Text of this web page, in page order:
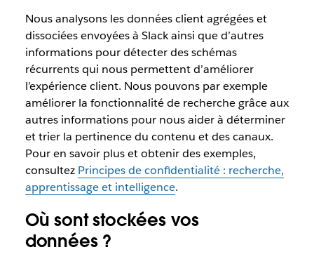
Nous analysons les données client agrégées et
dissociées envoyées à Slack ainsi que d’autres
informations pour détecter des schémas
récurrents qui nous permettent d’améliorer
l’expérience client. Nous pouvons par exemple
améliorer la fonctionnalité de recherche grâce aux
autres informations pour nous aider à déterminer
et trier la pertinence du contenu et des canaux.
Pour en savoir plus et obtenir des exemples,
consultez Principes de confidentialité : recherche,
apprentissage et intelligence.
Où sont stockées vos
données ?